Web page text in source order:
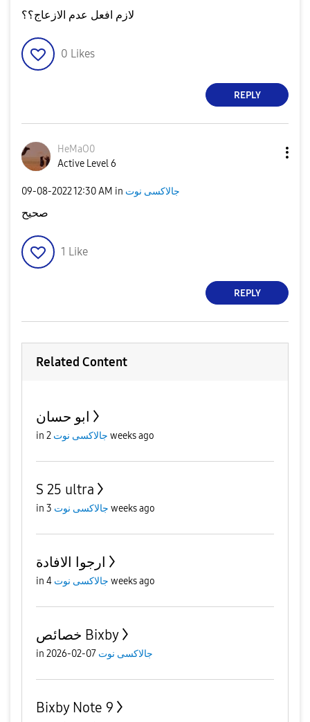
لازم افعل عدم الازعاج؟؟
0 Likes
REPLY
HeMaO0
Active Level 6
‎09-08-202212:30 AM in جالاكسى نوت
صحيح
1 Like
REPLY
Related Content
ابو حسان
in جالاكسى نوت 2 weeks ago
S 25 ultra
in جالاكسى نوت 3 weeks ago
ارجوا الافادة
in جالاكسى نوت 4 weeks ago
خصائص Bixby
in جالاكسى نوت 07-02-2026
Bixby Note 9